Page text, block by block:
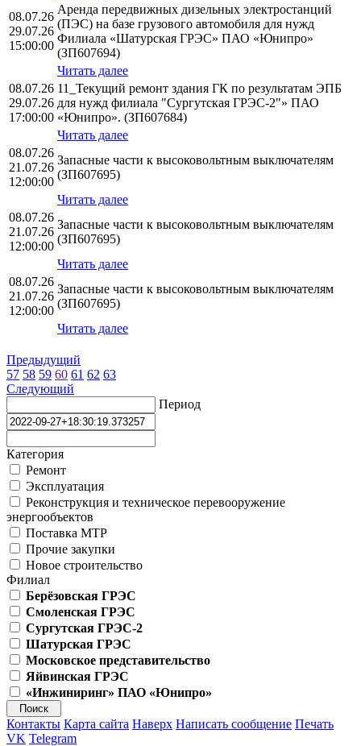
08.07.26
29.07.26
15:00:00
Аренда передвижных дизельных электростанций
(ПЭС) на базе грузового автомобиля для нужд
Филиала «Шатурская ГРЭС» ПАО «Юнипро»
(ЗП607694)
Читать далее
08.07.26
29.07.26
17:00:00
11_Текущий ремонт здания ГК по результатам ЭПБ
для нужд филиала "Сургутская ГРЭС-2"» ПАО
«Юнипро». (ЗП607684)
Читать далее
08.07.26
21.07.26
12:00:00
Запасные части к высоковольтным выключателям
(ЗП607695)
Читать далее
08.07.26
21.07.26
12:00:00
Запасные части к высоковольтным выключателям
(ЗП607695)
Читать далее
08.07.26
21.07.26
12:00:00
Запасные части к высоковольтным выключателям
(ЗП607695)
Читать далее
Предыдущий
57 58 59 60 61 62 63
Следующий
Период
Категория
Ремонт
Эксплуатация
Реконструкция и техническое перевооружение
энергообъектов
Поставка МТР
Прочие закупки
Новое строительство
Филиал
Берёзовская ГРЭС
Смоленская ГРЭС
Сургутская ГРЭС-2
Шатурская ГРЭС
Московское представительство
Яйвинская ГРЭС
«Инжиниринг» ПАО «Юнипро»
Контакты Карта сайта Наверх Написать сообщение Печать
VK Telegram